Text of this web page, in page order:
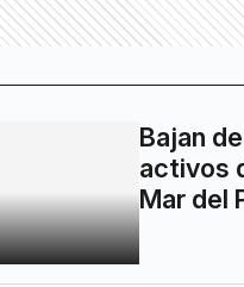
Bajan
activos
Mar del